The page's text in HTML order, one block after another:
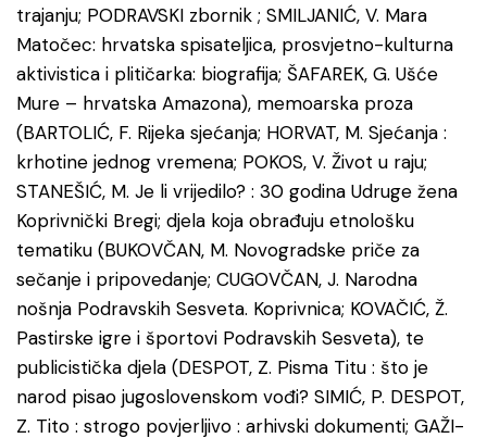
trajanju; PODRAVSKI zbornik ; SMILJANIĆ, V. Mara
Matočec: hrvatska spisateljica, prosvjetno-kulturna
aktivistica i plitičarka: biografija; ŠAFAREK, G. Ušće
Mure – hrvatska Amazona), memoarska proza
(BARTOLIĆ, F. Rijeka sjećanja; HORVAT, M. Sjećanja :
krhotine jednog vremena; POKOS, V. Život u raju;
STANEŠIĆ, M. Je li vrijedilo? : 30 godina Udruge žena
Koprivnički Bregi; djela koja obrađuju etnološku
tematiku (BUKOVČAN, M. Novogradske priče za
sečanje i pripovedanje; CUGOVČAN, J. Narodna
nošnja Podravskih Sesveta. Koprivnica; KOVAČIĆ, Ž.
Pastirske igre i športovi Podravskih Sesveta), te
publicistička djela (DESPOT, Z. Pisma Titu : što je
narod pisao jugoslovenskom vođi? SIMIĆ, P. DESPOT,
Z. Tito : strogo povjerljivo : arhivski dokumenti; GAŽI-